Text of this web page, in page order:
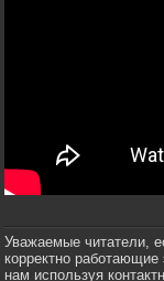
Уважаемые читатели,
корректно
нам используя